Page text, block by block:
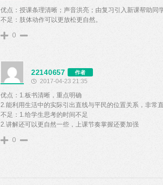
优点：授课条理清晰；声音洪亮；由复习引入新课帮助同
不足：肢体动作可以更放松更自然。
0
22140657 作者
2017-04-23 21:35
优点：1.板书清晰，重点明确
2.能利用生活中的实际引出直线与平民的位置关系，非常直
不足：1.给学生思考的时间不足
2.讲解还可以更自然一些，上课节奏掌握还要加强
0